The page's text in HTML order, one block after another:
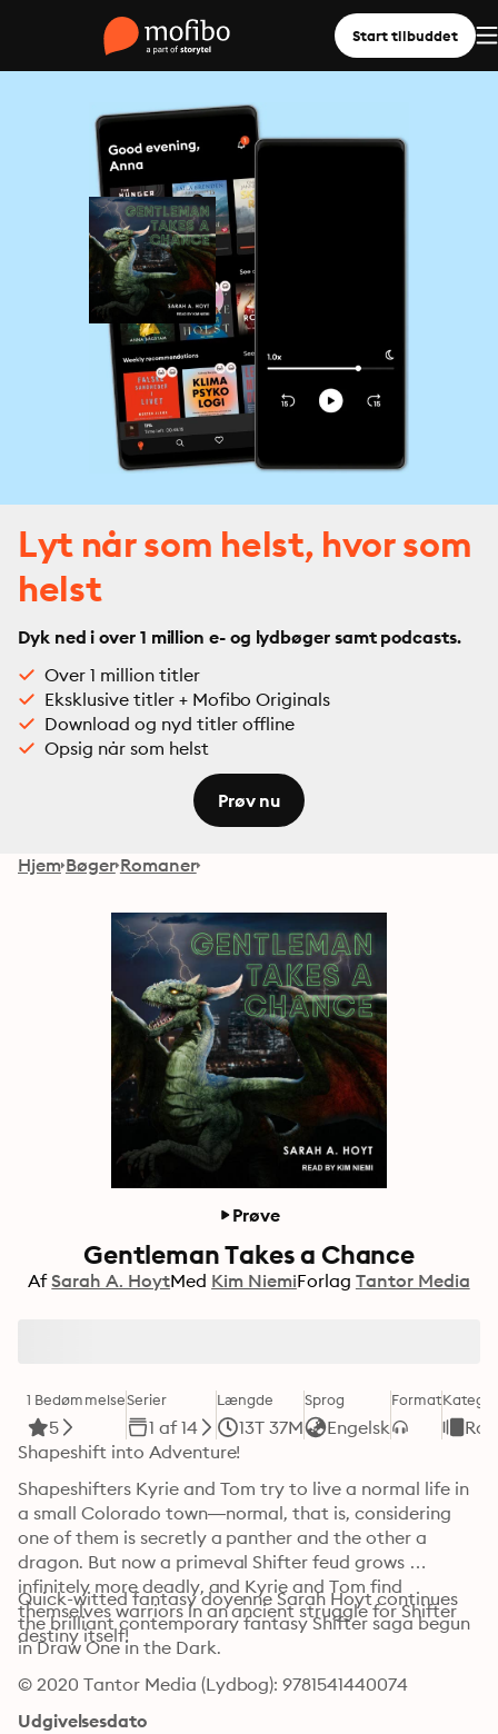
Start tilbuddet
Lyt når som helst, hvor som
helst
Dyk ned i over 1 million e- og lydbøger samt podcasts.
Over 1 million titler
Eksklusive titler + Mofibo Originals
Download og nyd titler offline
Opsig når som helst
Prøv nu
Hjem Bøger Romaner
Prøve
Gentleman Takes a Chance
Af Sarah A. HoytMed Kim NiemiForlag Tantor Media
1 Bedømmelse
5
Serier
1 af 14
Længde
13T 37M
Sprog
Engelsk
Format
Shapeshift into Adventure!
Shapeshifters Kyrie and Tom try to live a normal life in
a small Colorado town—normal, that is, considering
one of them is secretly a panther and the other a
dragon. But now a primeval Shifter feud grows
infinitely more deadly, and Kyrie and Tom find
themselves warriors in an ancient struggle for Shifter
destiny itself!
Quick-witted fantasy doyenne Sarah Hoyt continues
the brilliant contemporary fantasy Shifter saga begun
in Draw One in the Dark.
© 2020 Tantor Media (Lydbog): 9781541440074
Udgivelsesdato